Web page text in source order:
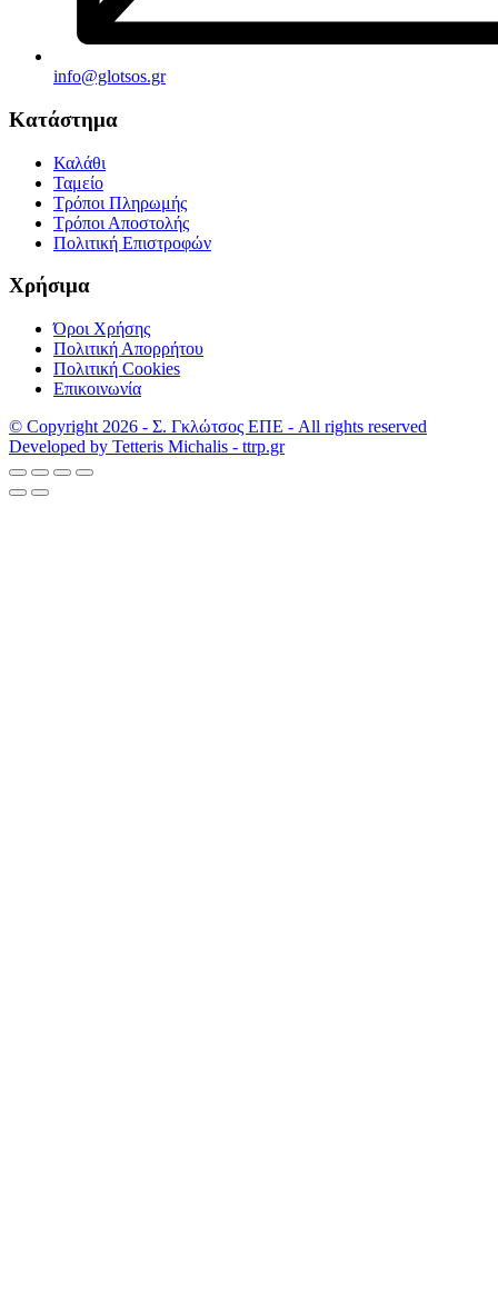
info@glotsos.gr
Κατάστημα
Καλάθι
Ταμείο
Τρόποι Πληρωμής
Τρόποι Αποστολής
Πολιτική Επιστροφών
Χρήσιμα
Όροι Χρήσης
Πολιτική Απορρήτου
Πολιτική Cookies
Επικοινωνία
© Copyright 2026 - Σ. Γκλώτσος ΕΠΕ - All rights reserved
Developed by Tetteris Michalis - ttrp.gr